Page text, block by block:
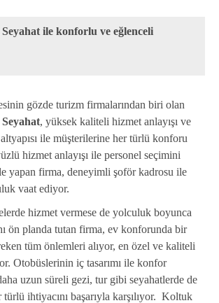
ile konforlu ve eğlenceli
gözde turizm firmalarından biri olan
, yüksek kaliteli hizmet anlayışı ve
ile müşterilerine her türlü konforu
hizmet anlayışı ile personel seçimini
yapan firma, deneyimli şoför kadrosu ile
vaat ediyor.
hizmet vermese de yolculuk boyunca
ön planda tutan firma, ev konforunda bir
tüm önlemleri alıyor, en özel ve kaliteli
Otobüslerinin iç tasarımı ile konfor
uzun süreli gezi, tur gibi seyahatlerde de
ihtiyacını başarıyla karşılıyor. Koltuk